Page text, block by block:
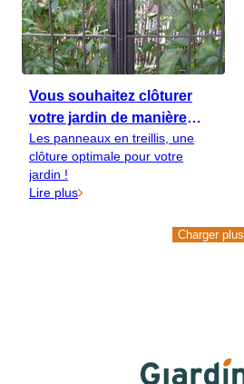
Vous souhaitez clôturer
votre jardin de manière
naturelle ?
Les panneaux en treillis, une
clôture optimale pour votre
jardin !
Lire plus
Charger plus
Charger plus